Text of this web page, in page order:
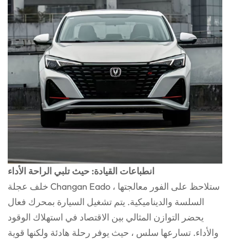
انطباعات القيادة: حيث تلبي الراحة الأداء
خلف عجلة Changan Eado ، ستلاحظ على الفور معالجتها
السلسة والديناميكية. يتم تشغيل السيارة بمحرك فعال
يحضر التوازن المثالي بين الاقتصاد في استهلاك الوقود
والأداء. تسارعها سلس ، حيث يوفر رحلة هادئة ولكنها قوية